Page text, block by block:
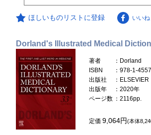
ほしいものリストに登録 いいね
Dorland's Illustrated Medical
著者
：Dorland
ISBN
：978-1-
出版社
：ELSEVIER
出版年
：2020年
ページ数 ：2116pp.
定価9,064円(本体